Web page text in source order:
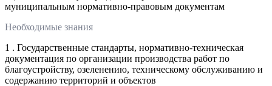
муниципальным нормативно-правовым документам
Необходимые знания
1 . Государственные стандарты, нормативно-техническая
документация по организации производства работ по
благоустройству, озеленению, техническому обслуживанию и
содержанию территорий и объектов